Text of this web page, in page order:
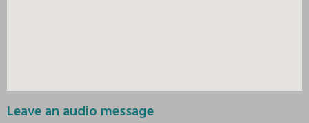
Leave an audio message